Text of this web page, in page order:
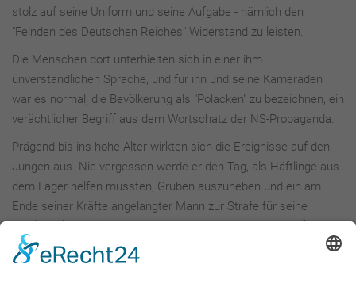
stolz auf seine Uniform und seine Aufgabe - nämlich den
"Feinden des Deutschen Reiches" Widerstand zu leisten.
Die Menschen dort unterhielten sich in einer ihm
unverständlichen Sprache, und für ihn und seine Kameraden
war es normal, die Bevölkerung als "Polacken" zu bezeichnen, ein
verächtlicher Begriff aus dem Wortschatz der NS-Propaganda.
Prägend bis ins hohe Alter wirkten sich die Ereignisse auf den
Jungen aus. Nie vergessen werde er den Tag, als Häftlinge aus
dem Lager helfen mussten, Gruben auszuheben und ein am
Ende seiner Kräfte angelangter Mann zur Strafe für seine
"Faulheit" lebendig unter Erde begraben wurde. Zwar durfte
dieser sich nach einiger Zeit wieder herauswühlen, doch
verstanden hat Plieninger bis heute nicht, wie so etwas mit der